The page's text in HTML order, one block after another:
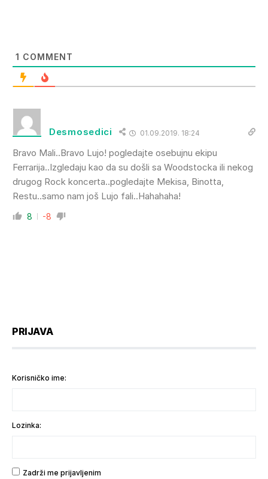
1 COMMENT
Desmosedici 01.09.2019. 18:24
Bravo Mali..Bravo Lujo! pogledajte osebujnu ekipu
Ferrarija..Izgledaju kao da su došli sa Woodstocka ili nekog
drugog Rock koncerta..pogledajte Mekisa, Binotta,
Restu..samo nam još Lujo fali..Hahahaha!
8 -8
PRIJAVA
Korisničko ime:
Lozinka:
Zadrži me prijavljenim